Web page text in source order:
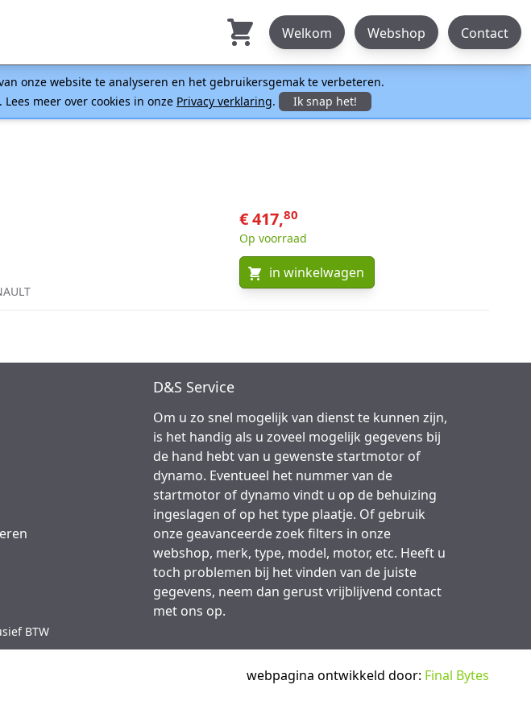
Welkom Webshop Contact
onze website te analyseren en het gebruikersgemak te verbeteren.
meer over cookies in onze Privacy verklaring. Ik snap het!
€ 417,80
Op voorraad
in winkelwagen
BTW
D&S Service
Om u zo snel mogelijk van dienst te kunnen zijn,
is het handig als u zoveel mogelijk gegevens bij
de hand hebt van u gewenste startmotor of
dynamo. Eventueel het nummer van de
startmotor of dynamo vindt u op de behuizing
ingeslagen of op het type plaatje. Of gebruik
onze geavanceerde zoek filters in onze
webshop, merk, type, model, motor, etc. Heeft u
toch problemen bij het vinden van de juiste
gegevens, neem dan gerust vrijblijvend contact
met ons op.
webpagina ontwikkeld door: Final Bytes